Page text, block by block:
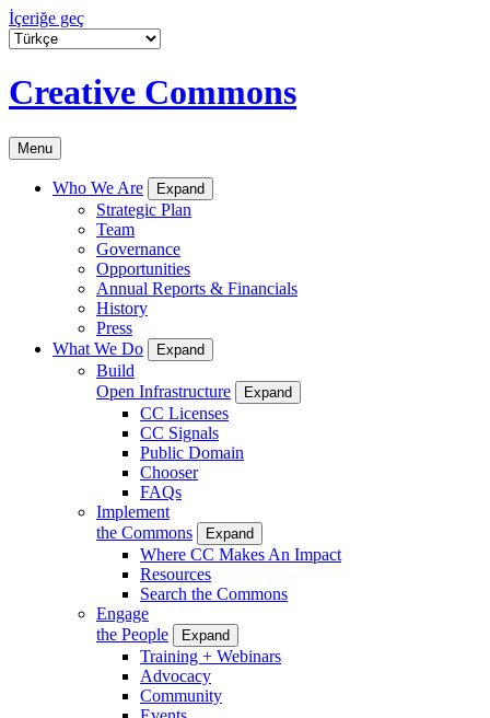
İçeriğe geç
Creative Commons
Menu
Who We Are Expand
Strategic Plan
Team
Governance
Opportunities
Annual Reports & Financials
History
Press
What We Do
Expand
Build
Open Infrastructure
Expand
CC Licenses
CC Signals
Public Domain
Chooser
FAQs
Implement
the Commons
Expand
Where CC Makes An Impact
Resources
Search the Commons
Engage
the People
Expand
Training + Webinars
Advocacy
Community